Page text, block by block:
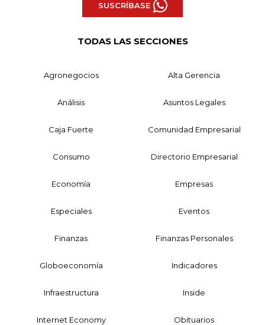
SUSCRÍBASE
TODAS LAS SECCIONES
Agronegocios Alta Gerencia
Análisis Asuntos Legales
Caja Fuerte Comunidad Empresarial
Consumo Directorio Empresarial
Economía Empresas
Especiales Eventos
Finanzas Finanzas Personales
Globoeconomía Indicadores
Infraestructura Inside
Internet Economy Obituarios